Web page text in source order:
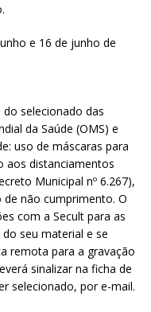
e 16 de junho de
selecionado das
da Saúde (OMS) e
uso de máscaras para
aos distanciamentos
Municipal nº 6.267),
de não cumprimento. O
com a Secult para as
seu material e se
remota para a gravação
sinalizar na ficha de
selecionado, por e-mail.